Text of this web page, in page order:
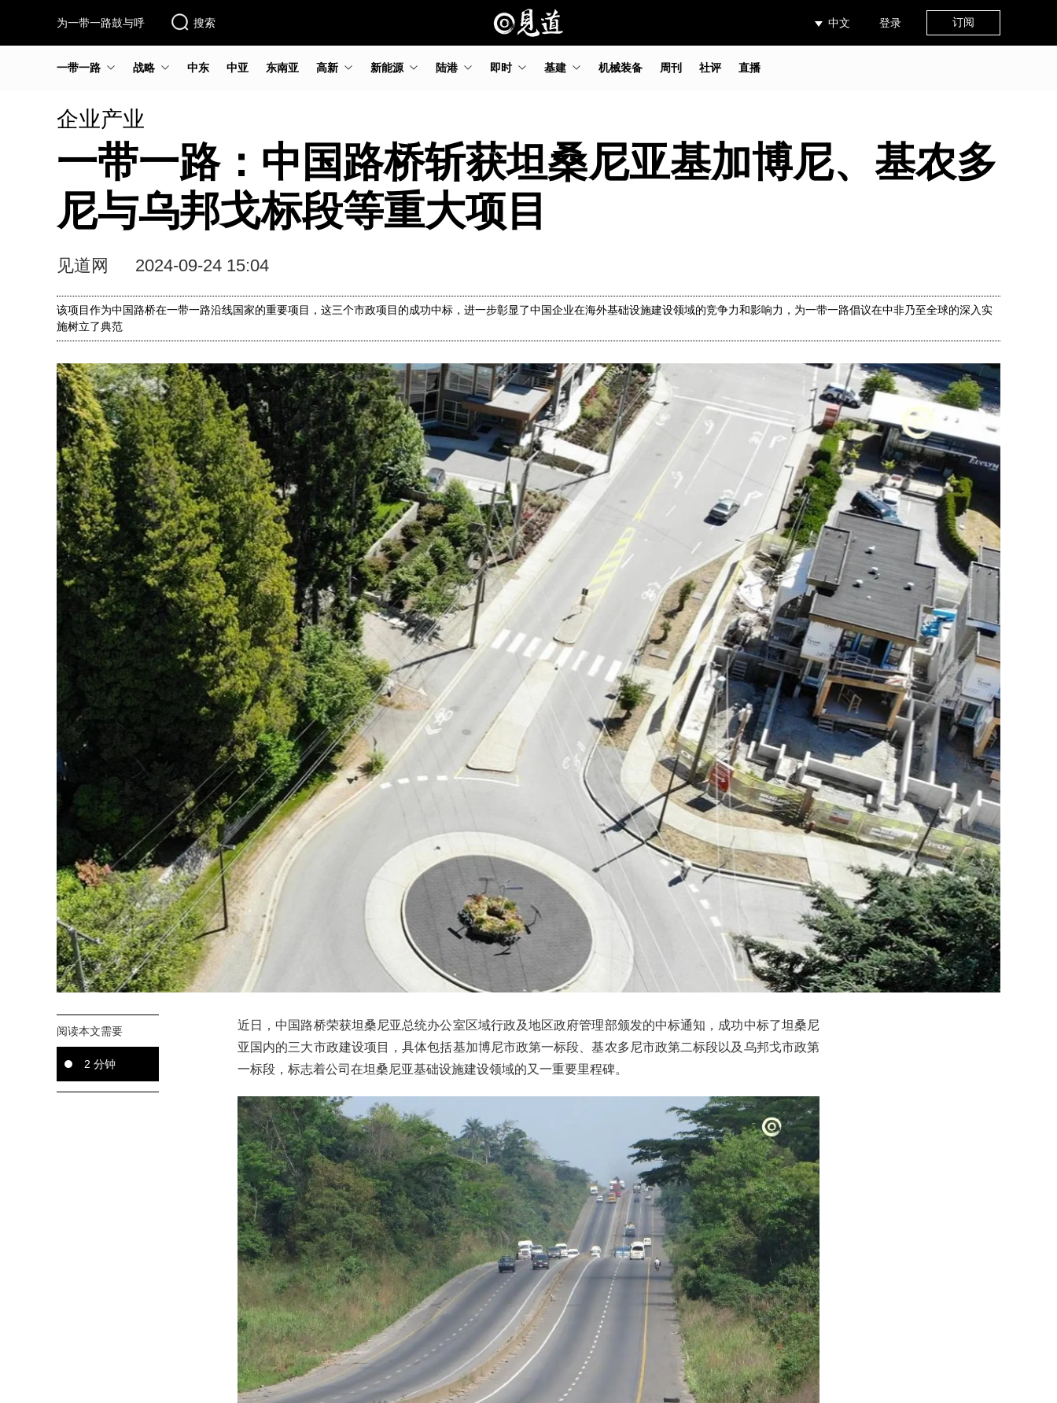
为一带一路鼓与呼 搜索 中文 登录 订阅
一带一路 战略 中东 中亚 东南亚 高新 新能源 陆港 即时 基建 机械装备 周刊 社评 直播
企业产业
一带一路：中国路桥斩获坦桑尼亚基加博尼、基农多
尼与乌邦戈标段等重大项目
见道网 2024-09-24 15:04
该项目作为中国路桥在一带一路沿线国家的重要项目，这三个市政项目的成功中标，进一步彰显了中国企业在海外基础设施建设领域的竞争力和影响力，为一带一路倡议在中非乃至全球的深入实
施树立了典范
阅读本文需要
2 分钟
近日，中国路桥荣获坦桑尼亚总统办公室区域行政及地区政府管理部颁发的中标通知，成功中标了坦桑尼
亚国内的三大市政建设项目，具体包括基加博尼市政第一标段、基农多尼市政第二标段以及乌邦戈市政第
一标段，标志着公司在坦桑尼亚基础设施建设领域的又一重要里程碑。